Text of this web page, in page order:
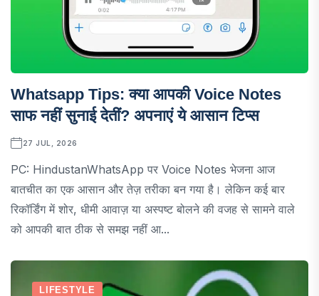
Whatsapp Tips: क्या आपकी Voice Notes
साफ नहीं सुनाई देतीं? अपनाएं ये आसान टिप्स
27 JUL, 2026
PC: HindustanWhatsApp पर Voice Notes भेजना आज
बातचीत का एक आसान और तेज़ तरीका बन गया है। लेकिन कई बार
रिकॉर्डिंग में शोर, धीमी आवाज़ या अस्पष्ट बोलने की वजह से सामने वाले
को आपकी बात ठीक से समझ नहीं आ...
LIFESTYLE